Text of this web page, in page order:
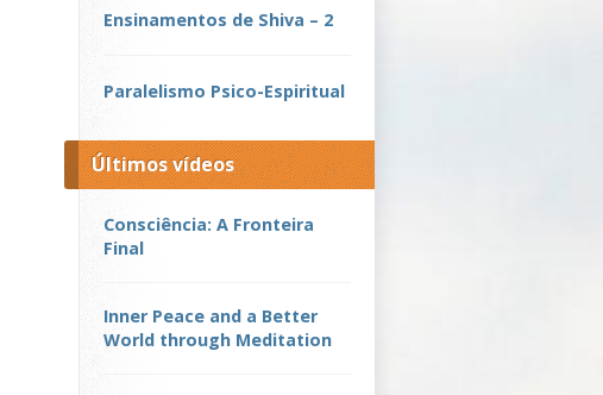
Ensinamentos de Shiva – 2
Paralelismo Psico-Espiritual
Últimos vídeos
Consciência: A Fronteira
Final
Inner Peace and a Better
World through Meditation